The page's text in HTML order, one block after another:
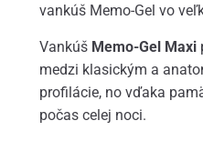
vankúš Memo-Gel vo
Vankúš Memo-Gel Maxi
medzi klasickým a
profilácie, no vďaka
počas celej noci.